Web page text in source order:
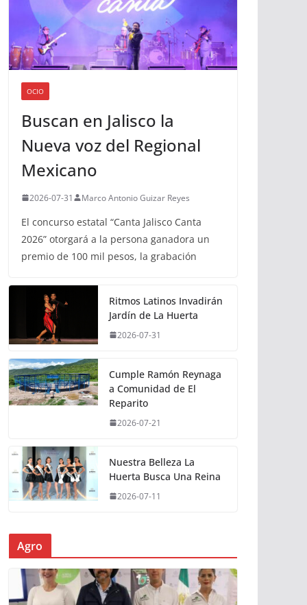
OCIO
Buscan en Jalisco la
Nueva voz del Regional
Mexicano
2026-07-31 Marco Antonio Guizar Reyes
El concurso estatal “Canta Jalisco Canta
2026” otorgará a la persona ganadora un
premio de 100 mil pesos, la grabación
Ritmos Latinos Invadirán
Jardín de La Huerta
2026-07-31
Cumple Ramón Reynaga
a Comunidad de El
Reparito
2026-07-21
Nuestra Belleza La
Huerta Busca Una Reina
2026-07-11
Agro